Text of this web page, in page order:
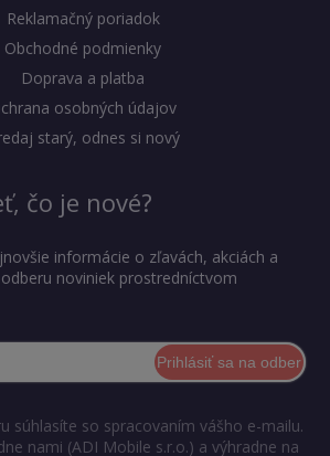
Reklamačný poriadok
Obchodné podmienky
Doprava a platba
osobných údajov
starý, odnes si nový
čo je nové?
informácie o zľavách, akciách a
noviniek prostredníctvom
Prihlásiť sa na odber
súhlasíte so spracovaním vášho e-mailu.
nami (ADI Mobile s.r.o.) a výhradne na